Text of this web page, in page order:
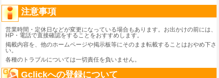
注意事項
営業時間・定休日などが変更になっている場合もあります。お出かけの前には、
HP・電話で直接確認をすることをおすすめします。
掲載内容を、他のホームページや掲示板等にそのまま転載することはおやめ下さ
い。
各種のトラブルについては一切責任を負いません。
Gclickへの登録について